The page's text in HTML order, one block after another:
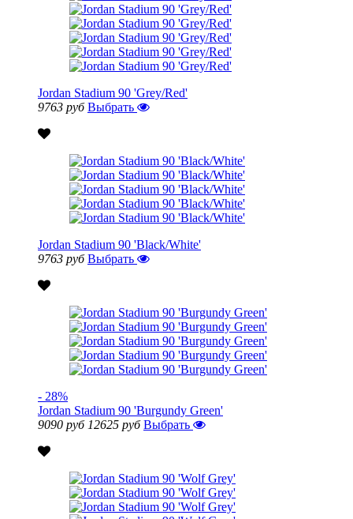
Jordan Stadium 90 'Grey/Red'
9763 руб Выбрать
Jordan Stadium 90 'Black/White'
9763 руб Выбрать
- 28%
Jordan Stadium 90 'Burgundy Green'
9090 руб 12625 руб Выбрать